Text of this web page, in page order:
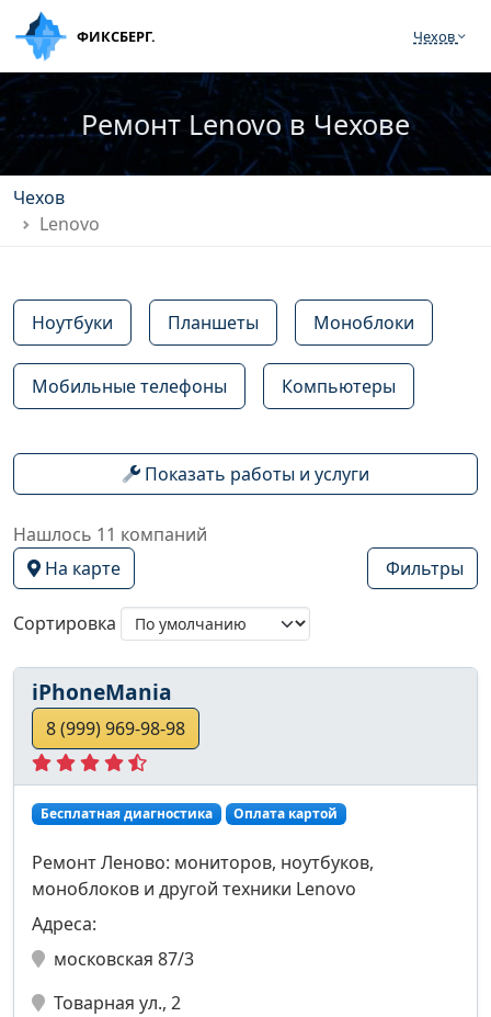
ФИКСБЕРГ. Чехов
Ремонт Lenovo в Чехове
Чехов
Lenovo
Ноутбуки Планшеты Моноблоки
Мобильные телефоны Компьютеры
Показать работы и услуги
Нашлось 11 компаний
На карте
Фильтры
Сортировка
iPhoneMania
8 (999) 969-98-98
Бесплатная диагностика Оплата картой
Ремонт Леново: мониторов, ноутбуков,
моноблоков и другой техники Lenovo
Адреса:
московская 87/3
Товарная ул., 2